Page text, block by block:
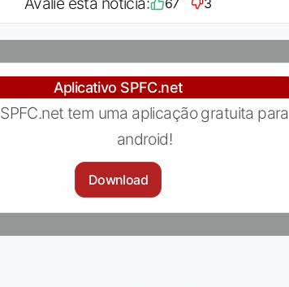
67 3
Aplicativo SPFC.net
SPFC.net tem uma aplicação gratuita para
android!
Download